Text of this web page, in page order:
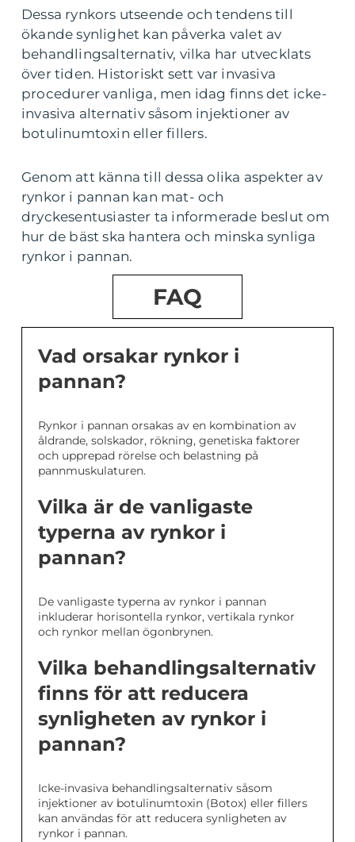
Dessa rynkors utseende och tendens till
ökande synlighet kan påverka valet av
behandlingsalternativ, vilka har utvecklats
över tiden. Historiskt sett var invasiva
procedurer vanliga, men idag finns det icke-
invasiva alternativ såsom injektioner av
botulinumtoxin eller fillers.
Genom att känna till dessa olika aspekter av
rynkor i pannan kan mat- och
dryckesentusiaster ta informerade beslut om
hur de bäst ska hantera och minska synliga
rynkor i pannan.
FAQ
Vad orsakar rynkor i
pannan?
Rynkor i pannan orsakas av en kombination av
åldrande, solskador, rökning, genetiska faktorer
och upprepad rörelse och belastning på
pannmuskulaturen.
Vilka är de vanligaste
typerna av rynkor i
pannan?
De vanligaste typerna av rynkor i pannan
inkluderar horisontella rynkor, vertikala rynkor
och rynkor mellan ögonbrynen.
Vilka behandlingsalternativ
finns för att reducera
synligheten av rynkor i
pannan?
Icke-invasiva behandlingsalternativ såsom
injektioner av botulinumtoxin (Botox) eller fillers
kan användas för att reducera synligheten av
rynkor i pannan.